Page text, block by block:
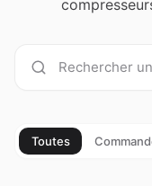
Toutes